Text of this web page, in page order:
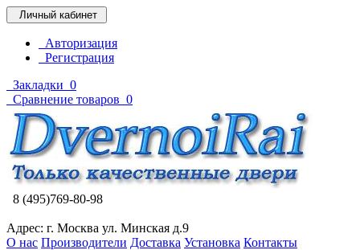
Личный кабинет
Авторизация
Регистрация
Закладки 0
Сравнение товаров 0
8 (495)769-80-98
Адрес: г. Москва ул. Минская д.9
О нас Производители Доставка Установка Контакты